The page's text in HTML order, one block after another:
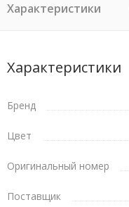
Характеристики
Характеристики
Бренд
Цвет
Оригинальный номер
Поставщик